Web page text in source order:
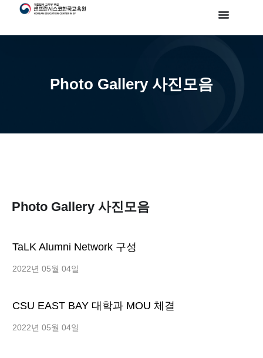
Photo Gallery 사진모음
Photo Gallery 사진모음
TaLK Alumni Network 구성
2022년 05월 04일
CSU EAST BAY 대학과 MOU 체결
2022년 05월 04일